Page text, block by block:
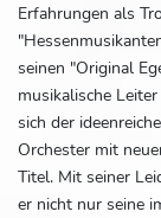
Erfahrungen als
seinen "Original
musikalische
sich der
Orchester mit
Titel. Mit seiner
er nicht nur seine